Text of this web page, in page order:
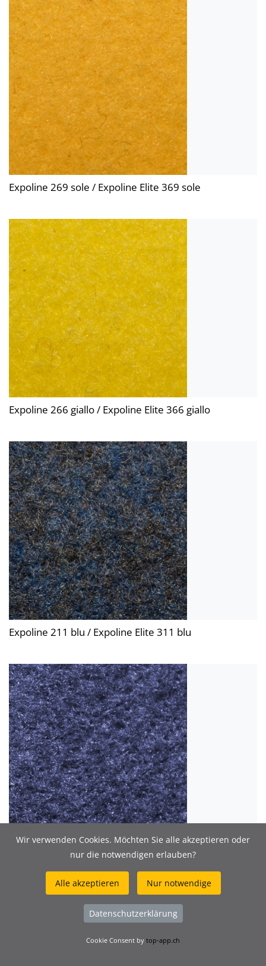
Expoline 269 sole / Expoline Elite 369 sole
Expoline 266 giallo / Expoline Elite 366 giallo
Expoline 211 blu / Expoline Elite 311 blu
Expoline 256 notte / Expoline Elite 356 notte
Wir verwenden Cookies. Möchten Sie alle akzeptieren oder
nur die notwendigen erlauben?
Alle akzeptieren Nur notwendige
Datenschutzerklärung
Cookie Consent by top-app.ch